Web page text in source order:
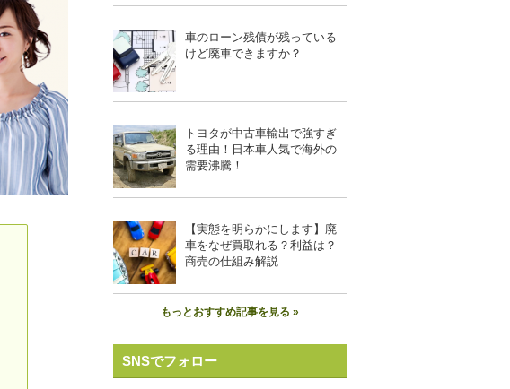
車のローン残債が残っている
けど廃車できますか？
トヨタが中古車輸出で強すぎ
る理由！日本車人気で海外の
需要沸騰！
【実態を明らかにします】廃
車をなぜ買取れる？利益は？
商売の仕組み解説
もっとおすすめ記事を見る »
SNSでフォロー